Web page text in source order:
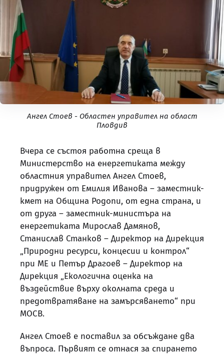
Ангел Стоев - Областен управител на област
Пловдив
Вчера се състоя работна среща в
Министерство на енергетиката между
областния управител Ангел Стоев,
придружен от Емилия Иванова – заместник-
кмет на Община Родопи, от една страна, и
от друга – заместник-министъра на
енергетиката Мирослав Дамянов,
Станислав Станков – Директор на Дирекция
„Природни ресурси, концесии и контрол“
при МЕ и Петър Драгоев – Директор на
Дирекция „Екологична оценка на
въздействие върху околната среда и
предотвратяване на замърсяването“ при
МОСВ.
Ангел Стоев е поставил за обсъждане два
въпроса. Първият се отнася за спирането